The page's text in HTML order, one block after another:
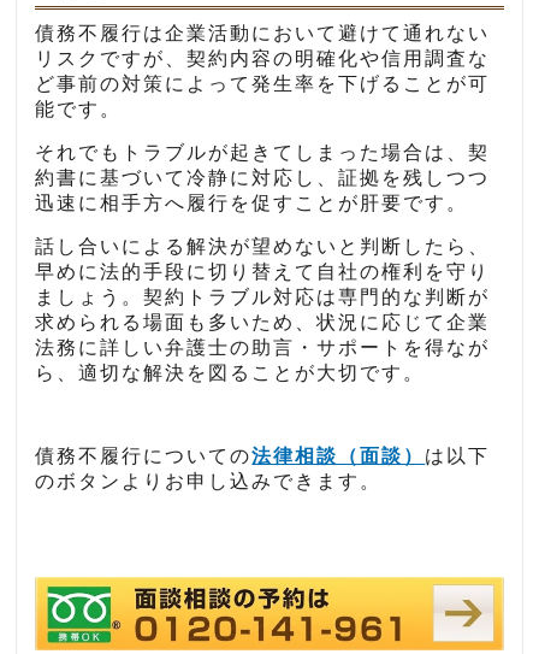
債務不履行は企業活動において避けて通れない
リスクですが、契約内容の明確化や信用調査な
ど事前の対策によって発生率を下げることが可
能です。
それでもトラブルが起きてしまった場合は、契
約書に基づいて冷静に対応し、証拠を残しつつ
迅速に相手方へ履行を促すことが肝要です。
話し合いによる解決が望めないと判断したら、
早めに法的手段に切り替えて自社の権利を守り
ましょう。契約トラブル対応は専門的な判断が
求められる場面も多いため、状況に応じて企業
法務に詳しい弁護士の助言・サポートを得なが
ら、適切な解決を図ることが大切です。
債務不履行についての法律相談（面談） は以下
のボタンよりお申し込みできます。